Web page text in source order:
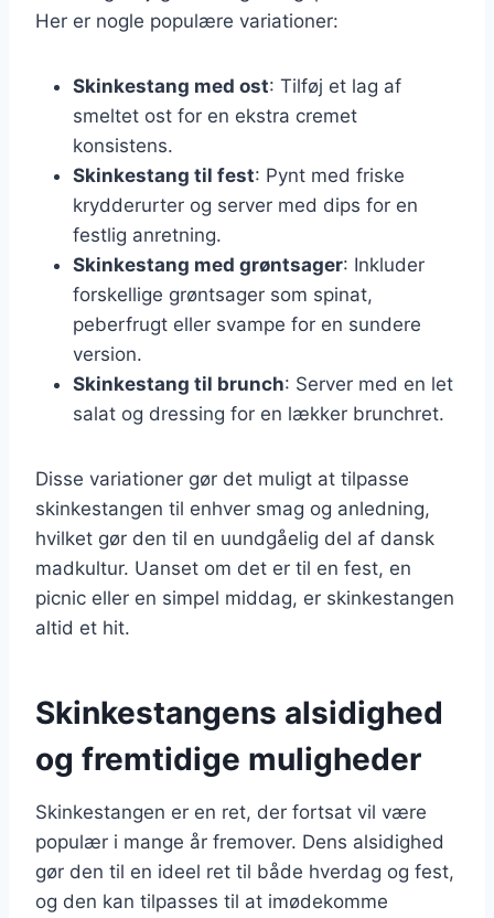
Her er nogle populære variationer:
Skinkestang med ost: Tilføj et lag af
smeltet ost for en ekstra cremet
konsistens.
Skinkestang til fest: Pynt med friske
krydderurter og server med dips for en
festlig anretning.
Skinkestang med grøntsager: Inkluder
forskellige grøntsager som spinat,
peberfrugt eller svampe for en sundere
version.
Skinkestang til brunch: Server med en let
salat og dressing for en lækker brunchret.
Disse variationer gør det muligt at tilpasse
skinkestangen til enhver smag og anledning,
hvilket gør den til en uundgåelig del af dansk
madkultur. Uanset om det er til en fest, en
picnic eller en simpel middag, er skinkestangen
altid et hit.
Skinkestangens alsidighed
og fremtidige muligheder
Skinkestangen er en ret, der fortsat vil være
populær i mange år fremover. Dens alsidighed
gør den til en ideel ret til både hverdag og fest,
og den kan tilpasses til at imødekomme